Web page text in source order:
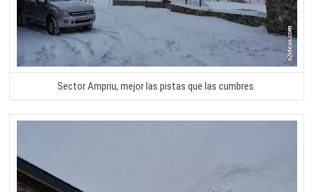
Sector Ampriu, mejor las pistas que las cumbres.